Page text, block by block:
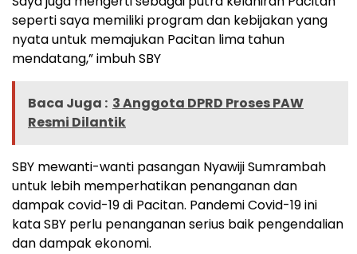
seperti saya memiliki program dan kebijakan yang
nyata untuk memajukan Pacitan lima tahun
mendatang,” imbuh SBY
Baca Juga : 3 Anggota DPRD Proses PAW
Resmi Dilantik
SBY mewanti-wanti pasangan Nyawiji Sumrambah
untuk lebih memperhatikan penanganan dan
dampak covid-19 di Pacitan. Pandemi Covid-19 ini
kata SBY perlu penanganan serius baik pengendalian
dan dampak ekonomi.